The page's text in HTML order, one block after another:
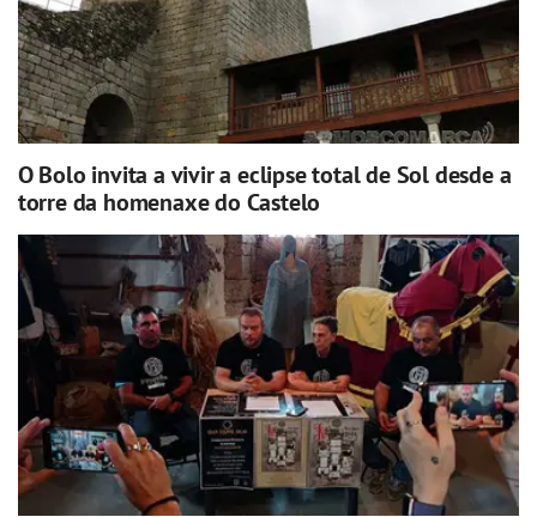
O Bolo invita a vivir a eclipse total de Sol desde a
torre da homenaxe do Castelo